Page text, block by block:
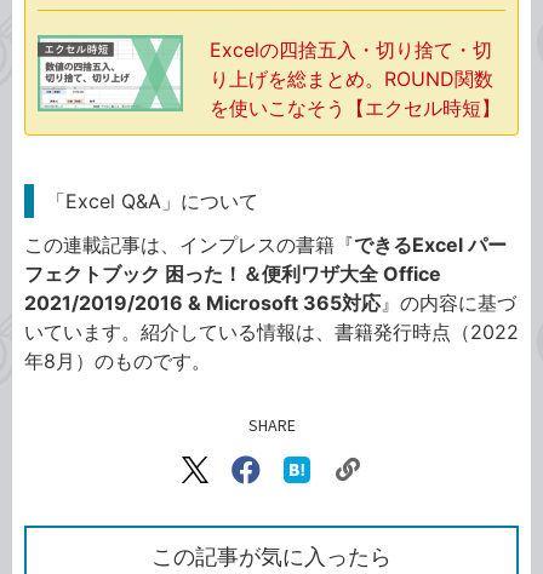
Excelの四捨五入・切り捨て・切
り上げを総まとめ。ROUND関数
を使いこなそう【エクセル時短】
「Excel Q&A」について
この連載記事は、インプレスの書籍『できるExcel パー
フェクトブック 困った！＆便利ワザ大全 Office
2021/2019/2016 & Microsoft 365対応 』の内容に基づ
いています。紹介している情報は、書籍発行時点（2022
年8月）のものです。
SHARE
X（旧
で
シ
ェ
Facebook
シ
ェ
ア
な
ッ
ク
を
コ
この記事が気に入ったら